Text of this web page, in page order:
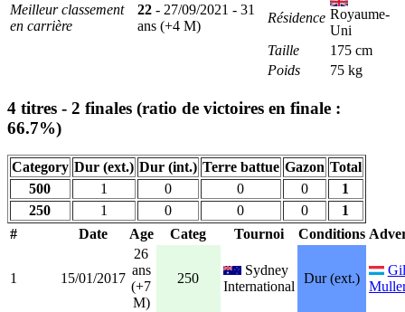
Meilleur classement
en carrière
22 - 27/09/2021 - 31
ans (+4 M)
Résidence Royaume-
Uni
Taille
175 cm
Poids
75 kg
4 titres - 2 finales (ratio de victoires en finale :
66.7%)
Category Dur (ext.) Dur (int.) Terre battue Gazon Total
500
1 0 0 0
1
250
1 0 0 0
1
#
Date Age Categ Tournoi Conditions
1 15/01/2017
26
ans
(+7
M)
250
Sydney
International
Dur (ext.)